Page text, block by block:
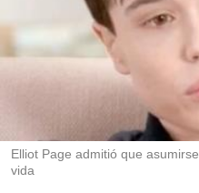
p
r
Elliot Page admitió que
vida